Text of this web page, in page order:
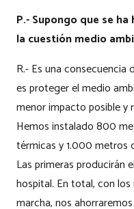
P.- Supongo que se
la cuestión medio
R.- Es una consecuencia
es proteger el medio
menor impacto posible y
Hemos instalado 800
térmicas y 1.000 metros
Las primeras producirán
hospital. En total, con
marcha, nos